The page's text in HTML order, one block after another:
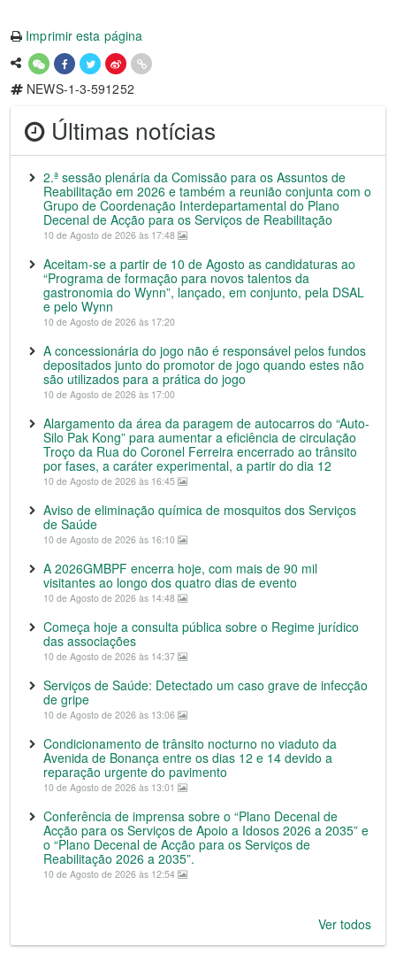
Imprimir esta página
NEWS-1-3-591252
Últimas notícias
2.ª sessão plenária da Comissão para os Assuntos de
Reabilitação em 2026 e também a reunião conjunta com o
Grupo de Coordenação Interdepartamental do Plano
Decenal de Acção para os Serviços de Reabilitação
10 de Agosto de 2026 às 17:48
Aceitam-se a partir de 10 de Agosto as candidaturas ao
“Programa de formação para novos talentos da
gastronomia do Wynn”, lançado, em conjunto, pela DSAL
e pelo Wynn
10 de Agosto de 2026 às 17:20
A concessionária do jogo não é responsável pelos fundos
depositados junto do promotor de jogo quando estes não
são utilizados para a prática do jogo
10 de Agosto de 2026 às 17:00
Alargamento da área da paragem de autocarros do “Auto-
Silo Pak Kong” para aumentar a eficiência de circulação
Troço da Rua do Coronel Ferreira encerrado ao trânsito
por fases, a caráter experimental, a partir do dia 12
10 de Agosto de 2026 às 16:45
Aviso de eliminação química de mosquitos dos Serviços
de Saúde
10 de Agosto de 2026 às 16:10
A 2026GMBPF encerra hoje, com mais de 90 mil
visitantes ao longo dos quatro dias de evento
10 de Agosto de 2026 às 14:48
Começa hoje a consulta pública sobre o Regime jurídico
das associações
10 de Agosto de 2026 às 14:37
Serviços de Saúde: Detectado um caso grave de infecção
de gripe
10 de Agosto de 2026 às 13:06
Condicionamento de trânsito nocturno no viaduto da
Avenida de Bonança entre os dias 12 e 14 devido a
reparação urgente do pavimento
10 de Agosto de 2026 às 13:01
Conferência de imprensa sobre o “Plano Decenal de
Acção para os Serviços de Apoio a Idosos 2026 a 2035” e
o “Plano Decenal de Acção para os Serviços de
Reabilitação 2026 a 2035”.
10 de Agosto de 2026 às 12:54
Ver todos